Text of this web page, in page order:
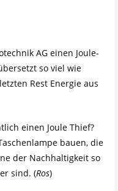
AG einen Joule-
so viel wie
Rest Energie aus
einen Joule Thief?
bauen, die
der Nachhaltigkeit so
sind. (Ros)